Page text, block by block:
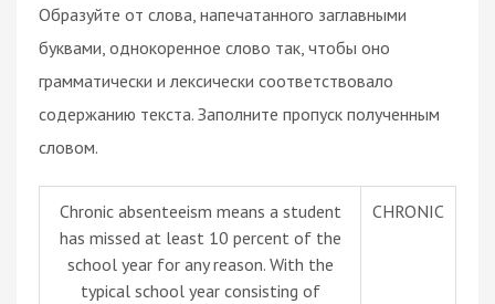
Образуйте от слова, напечатанного заглавными
буквами, однокоренное слово так, чтобы оно
грамматически и лексически соответствовало
содержанию текста. Заполните пропуск полученным
словом.
Chronic absenteeism means a student
has missed at least 10 percent of the
school year for any reason. With the
typical school year consisting of
CHRONIC